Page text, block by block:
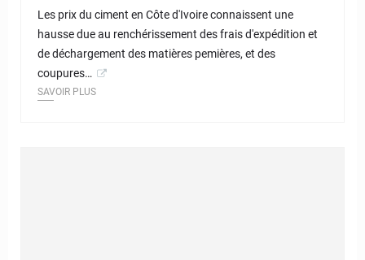
Les prix du ciment en Côte d'Ivoire connaissent une
hausse due au renchérissement des frais d'expédition et
de déchargement des matières pemières, et des
coupures…
SAVOIR PLUS